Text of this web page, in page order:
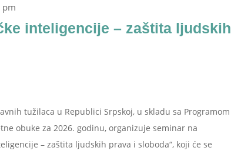
inteligencije – zaštita ljudskih
pm
tužilaca u Republici Srpskoj, u skladu sa Programom
obuke za 2026. godinu, organizuje seminar na
– zaštita ljudskih prava i sloboda“, koji će se